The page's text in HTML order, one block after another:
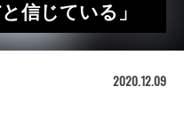
信じている」
2020.12.09